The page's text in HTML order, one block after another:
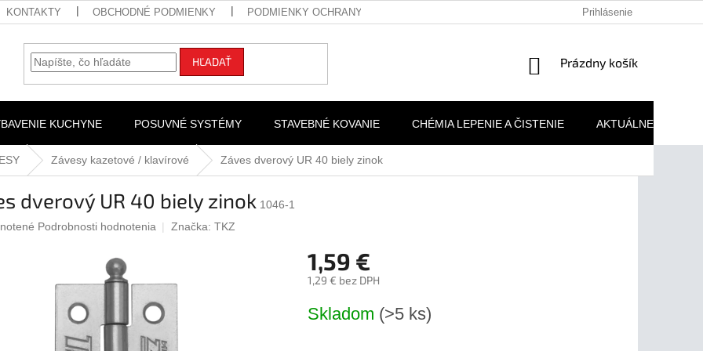
KONTAKTY OBCHODNÉ PODMIENKY PODMIENKY OCHRANY OSOBNÝCH ÚDAJOV REKLAMAČNÉ PODMIENKY
Prihlásenie
HĽADAŤ
NÁKUPNÝ
Prázdny košík
KUCHYNE POSUVNÉ SYSTÉMY STAVEBNÉ KOVANIE CHÉMIA LEPENIE A ČISTENIE AKTUÁLNE AKCIE
Závesy kazetové / klavírové Záves dverový UR 40 biely zinok
dverový UR 40 biely zinok 1046-1
Podrobnosti hodnotenia Značka: TKZ
1,59 €
1,29 € bez DPH
cena:
Skladom (>5 ks)